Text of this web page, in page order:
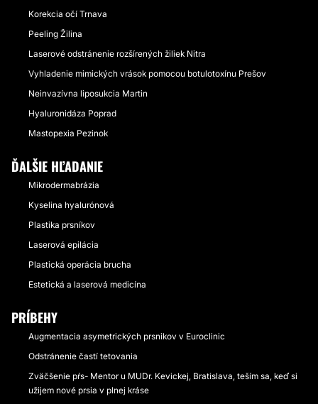
Korekcia očí Trnava
Peeling Žilina
Laserové odstránenie rozšírených žiliek Nitra
Vyhladenie mimických vrások pomocou botulotoxínu Prešov
Neinvazívna liposukcia Martin
Hyaluronidáza Poprad
Mastopexia Pezinok
ĎALŠIE HĽADANIE
Mikrodermabrázia
Kyselina hyalurónová
Plastika prsníkov
Laserová epilácia
Plastická operácia brucha
Estetická a laserová medicína
PRÍBEHY
Augmentacia asymetrických prsnikov v Euroclinic
Odstránenie častí tetovania
Zväčšenie pŕs- Mentor u MUDr. Kevickej, Bratislava, teším sa, keď si
užijem nové prsia v plnej kráse